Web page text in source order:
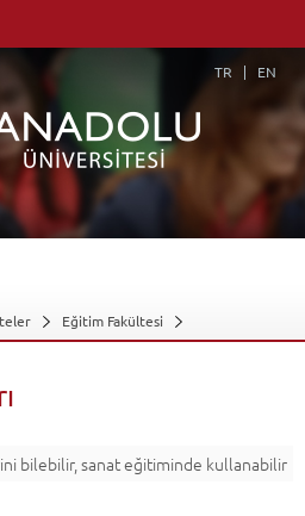
TR EN
Eğitim Fakültesi
I
bilebilir, sanat eğitiminde kullanabilir